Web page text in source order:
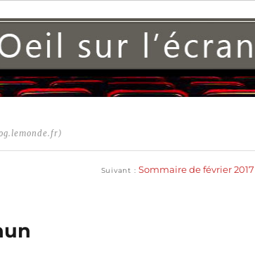
Suivant Sommaire de février 2017